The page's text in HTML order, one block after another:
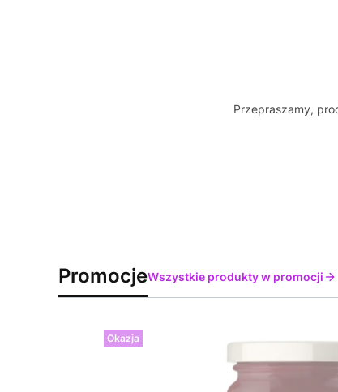
Przepraszamy,
PromocjeWszystkie produkty w promocji
Okazja